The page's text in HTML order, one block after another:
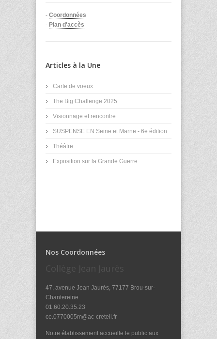
- Coordonnées
- Plan d'accès
Articles à la Une
Carte de voeux
The Big Challenge 2025
Visionnage et rencontre
SUSPENSE EN Seine et Marne - 6e édition
Théâtre
Exposition sur la Grande Guerre
Nos Coordonnées
Collège Jean Jaurès
47, avenue Jean Jaurès, 77177 Brou-sur-
Chantereine
01.60.20.35.23
ce.0770005m@ac-creteil.fr
Notre établissement accueille le public aux